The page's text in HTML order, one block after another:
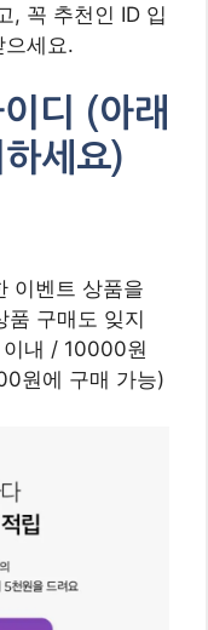
, 꼭 추천인 ID 입
세요.
디 (아래
세요)
이벤트 상품을
구매도 잊지
내 / 10000원
원에 구매 가능)